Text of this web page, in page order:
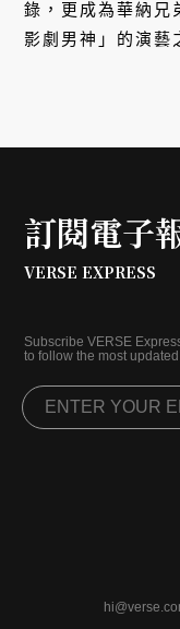
錄，更成為華納兄
影劇男神」的演藝
訂閱電子
VERSE EXPRESS
Subscribe VERSE
to follow the most